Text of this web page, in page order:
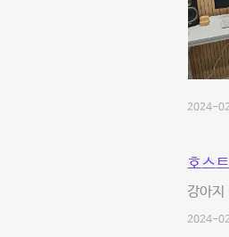
2024-
호스
강아
2024-